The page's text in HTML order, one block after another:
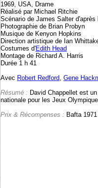
1969, USA, Drame
Réalisé par Michael Ritchie
Scénario de James Salter d'après
Photographie de Brian Probyn
Musique de Kenyon Hopkins
Direction artistique de Ian
Costumes d'Edith Head
Montage de Richard A. Harris
Durée 1 h 41
Avec Robert Redford, Gene
Résumé : David Chappellet est
nationale pour les Jeux
Prix & Récompenses : Bafta